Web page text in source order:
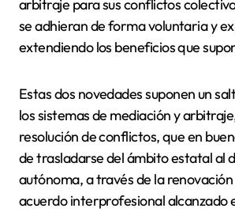
arbitraje para sus conflictos
se adhieran de forma voluntaria y
extendiendo los beneficios que
Estas dos novedades suponen un
los sistemas de mediación y
resolución de conflictos, que en
de trasladarse del ámbito estatal al
autónoma, a través de la
acuerdo interprofesional alcanzado